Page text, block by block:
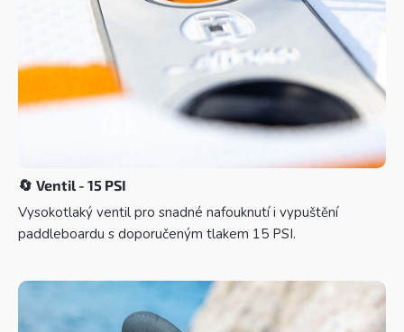
🔄 Ventil - 15 PSI
Vysokotlaký ventil pro snadné nafouknutí i vypuštění
paddleboardu s doporučeným tlakem 15 PSI.